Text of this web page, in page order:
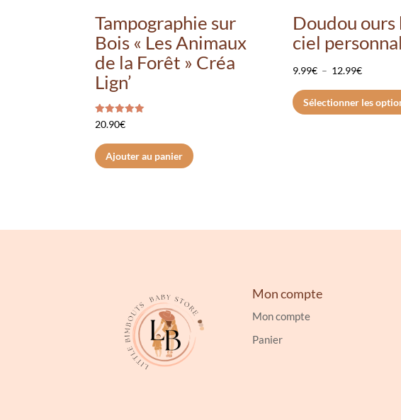
Tampographie sur
Bois « Les Animaux
de la Forêt » Créa
Lign’
Note
5.00
20.90€
Ajouter au panier
Doudou ours
ciel
9.99€ – 12.99€Plage
de
prix :
Sélectionner les
Mon compte
Mon compte
Panier